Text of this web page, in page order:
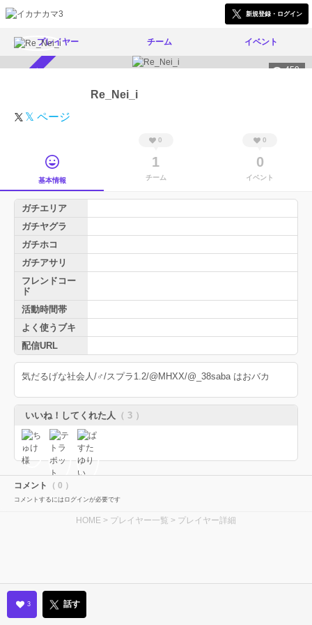
新規登録・ログイン
プレイヤー チーム イベント
459
Re_Nei_i
𝕏 ページ
基本情報
0
1
チーム
0
0
イベント
ガチエリア
ガチヤグラ
ガチホコ
ガチアサリ
フレンドコー
ド
活動時間帯
よく使うブキ
配信URL
気だるげな社会人/♂/スプラ1.2/@MHXX/@_38saba はおバカ
いいね！してくれた人 （ 3 ）
コメント （ 0 ）
コメントするにはログインが必要です
HOME > プレイヤー一覧 > プレイヤー詳細
3 話す